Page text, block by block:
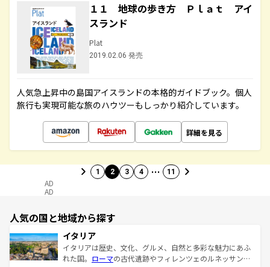
１１ 地球の歩き方 Ｐｌａｔ アイ
スランド
Plat
2019.02.06 発売
人気急上昇中の島国アイスランドの本格的ガイドブック。個人
旅行も実現可能な旅のハウツーもしっかり紹介しています。
詳細を見る
1 2 3 4 … 11
AD
AD
人気の国と地域から探す
イタリア
イタリアは歴史、文化、グルメ、自然と多彩な魅力にあふ
れた国。 ローマの古代遺跡やフィレンツェのルネッサンス